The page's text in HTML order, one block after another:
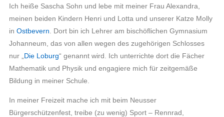
Ich heiße Sascha Sohn und lebe mit meiner Frau Alexandra,
meinen beiden Kindern Henri und Lotta und unserer Katze Molly
in Ostbevern . Dort bin ich Lehrer am bischöflichen Gymnasium
Johanneum, das von allen wegen des zugehörigen Schlosses
nur „ Die Loburg“ genannt wird. Ich unterrichte dort die Fächer
Mathematik und Physik und engagiere mich für zeitgemäße
Bildung in meiner Schule.
In meiner Freizeit mache ich mit beim Neusser
Bürgerschützenfest, treibe (zu wenig) Sport – Rennrad,